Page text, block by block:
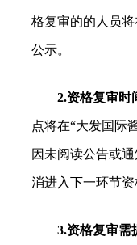
格复审的的人员
公示。
2.资格复审时
点将在“大发国际
因未阅读公告或
消进入下一环节资
3.资格复审需